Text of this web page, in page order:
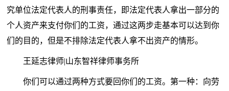
究单位法定代表人的刑事责任，即法定代表人拿出一部分的
个人资产来支付你们的工资，通过这两步走基本可以达到你
们的目的，但是不排除法定代表人拿不出资产的情形。
王延志律师|山东智祥律师事务所
你们可以通过两种方式要回你们的工资。第一种：向劳